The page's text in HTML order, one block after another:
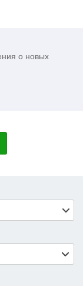
о новых